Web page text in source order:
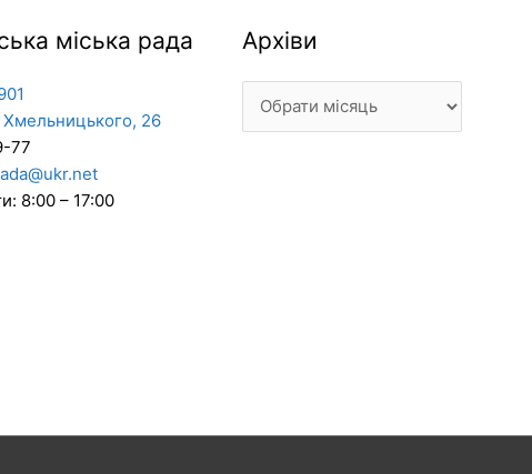
міська рада
Хмельницького, 26
77
8:00 – 17:00
Архіви
Архіви